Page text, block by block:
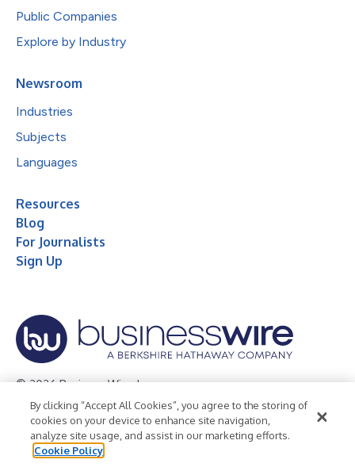
Public Companies
Explore by Industry
Newsroom
Industries
Subjects
Languages
Resources
Blog
For Journalists
Sign Up
© 2026 Business Wire, Inc.
Privacy Policy Cookie Policy
Accessibility Statement
Terms of Use
Legal
By clicking “Accept All Cookies”, you agree to the storing of
cookies on your device to enhance site navigation,
analyze site usage, and assist in our marketing efforts.
Cookie Policy